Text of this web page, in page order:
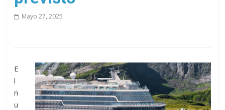
sitio
Mayo 27, 2025
E
l
n
u